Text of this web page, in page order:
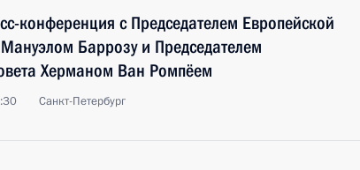
конференция с Председателем Европейской
Баррозу и Председателем
Херманом Ван Ромпёем
Санкт-Петербург